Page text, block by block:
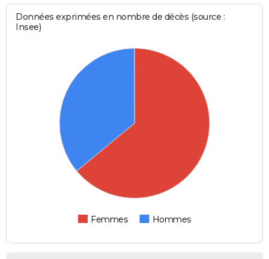
Données exprimées en nombre de décès (source :
Insee)
Femmes Hommes